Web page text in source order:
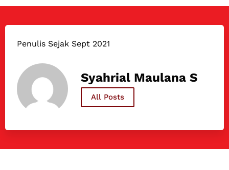
Penulis Sejak Sept 2021
Syahrial Maulana S
All Posts